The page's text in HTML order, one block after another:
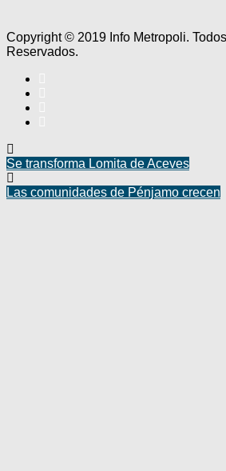
Copyright © 2019 Info Metropoli.
Reservados.
Se transforma Lomita de Aceves
Las comunidades de Pénjamo crecen